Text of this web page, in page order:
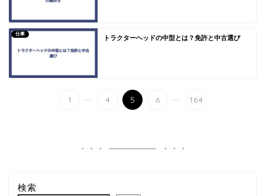
仕事
トラクターヘッドの中型とは？免許と中古選び
1 ... 4 5 6 ... 164
検索